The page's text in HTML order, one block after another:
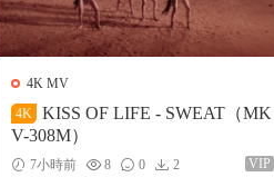
4K MV
4K
KISS OF LIFE - SWEAT（MK
V-308M）
7小時前 8 0 2 VIP